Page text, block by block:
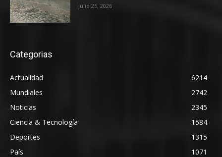
julio 25, 2026
Categorias
Actualidad
6214
Mundiales
2742
Noticias
2345
Ciencia & Tecnología
1584
Deportes
1315
País
1071